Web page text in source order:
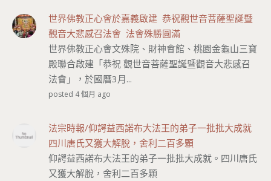
世界佛教正心會於嘉義啟建 恭祝觀世音菩薩聖誕暨
觀音大悲感召法會 法會殊勝圓滿
世界佛教正心會文殊院、財神會館、桃園金龜山三寶
殿聯合啟建「恭祝 觀世音菩薩聖誕暨觀音大悲感召
法會」，於國曆3月...
posted 4 個月 ago
法宗時報/仰諤益西諾布大法王的弟子一批批大成就
四川唐氏又獲大解脫，舍利二百多顆
仰諤益西諾布大法王的弟子一批批大成就。四川唐氏
又獲大解脫，舍利二百多顆